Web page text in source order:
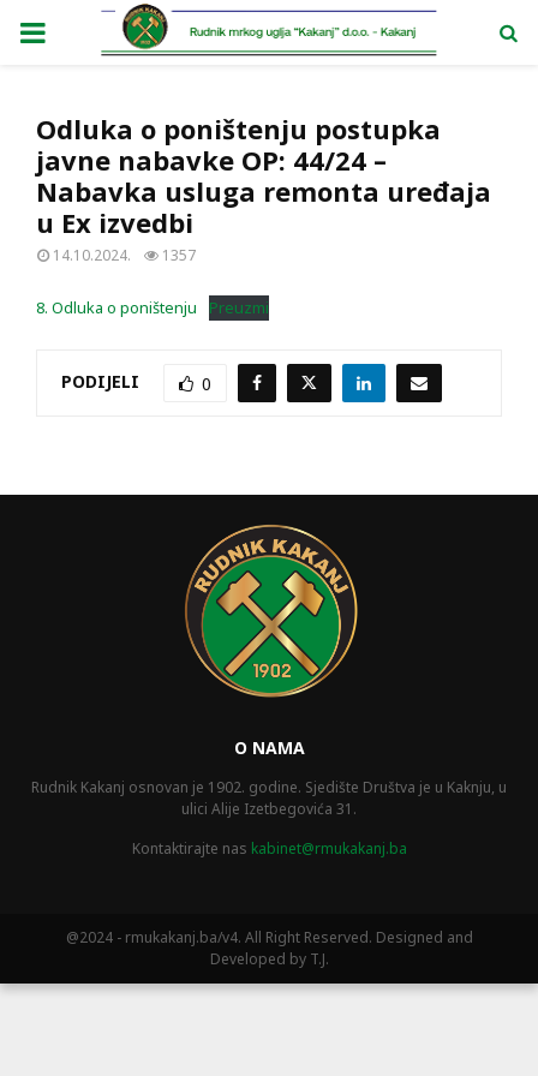
PRIMARY
Odluka o poništenju postupka
javne nabavke OP: 44/24 –
Nabavka usluga remonta uređaja
u Ex izvedbi
14.10.2024. 1357
8. Odluka o poništenju Preuzmi
PODIJELI 0
O NAMA
Rudnik Kakanj osnovan je 1902. godine. Sjedište Društva je u Kaknju, u
ulici Alije Izetbegovića 31.
Kontaktirajte nas kabinet@rmukakanj.ba
@2024 - rmukakanj.ba/v4. All Right Reserved. Designed and
Developed by T.J.